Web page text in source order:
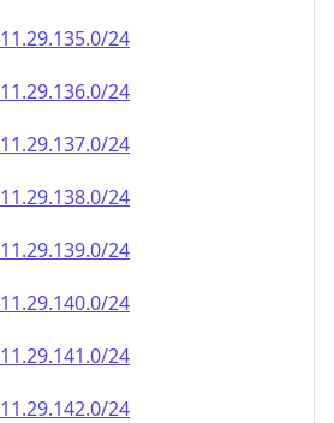
11.29.135.0/24
11.29.136.0/24
11.29.137.0/24
11.29.138.0/24
11.29.139.0/24
11.29.140.0/24
11.29.141.0/24
11.29.142.0/24